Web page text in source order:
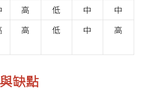
高 低 中
中
高 低 中 高
缺點